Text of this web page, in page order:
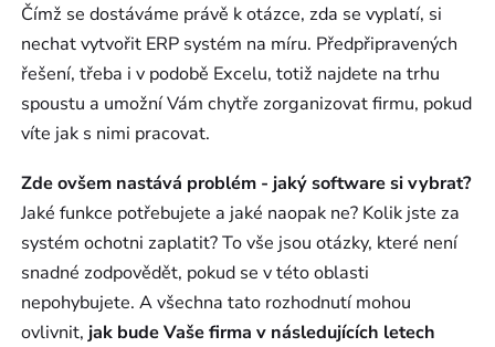
Čímž se dostáváme právě k otázce, zda se vyplatí, si
nechat vytvořit ERP systém na míru. Předpřipravených
řešení, třeba i v podobě Excelu, totiž najdete na trhu
spoustu a umožní Vám chytře zorganizovat firmu, pokud
víte jak s nimi pracovat.
Zde ovšem nastává problém - jaký software si vybrat?
Jaké funkce potřebujete a jaké naopak ne? Kolik jste za
systém ochotni zaplatit? To vše jsou otázky, které není
snadné zodpovědět, pokud se v této oblasti
nepohybujete. A všechna tato rozhodnutí mohou
ovlivnit,jak bude Vaše firma v následujících letech